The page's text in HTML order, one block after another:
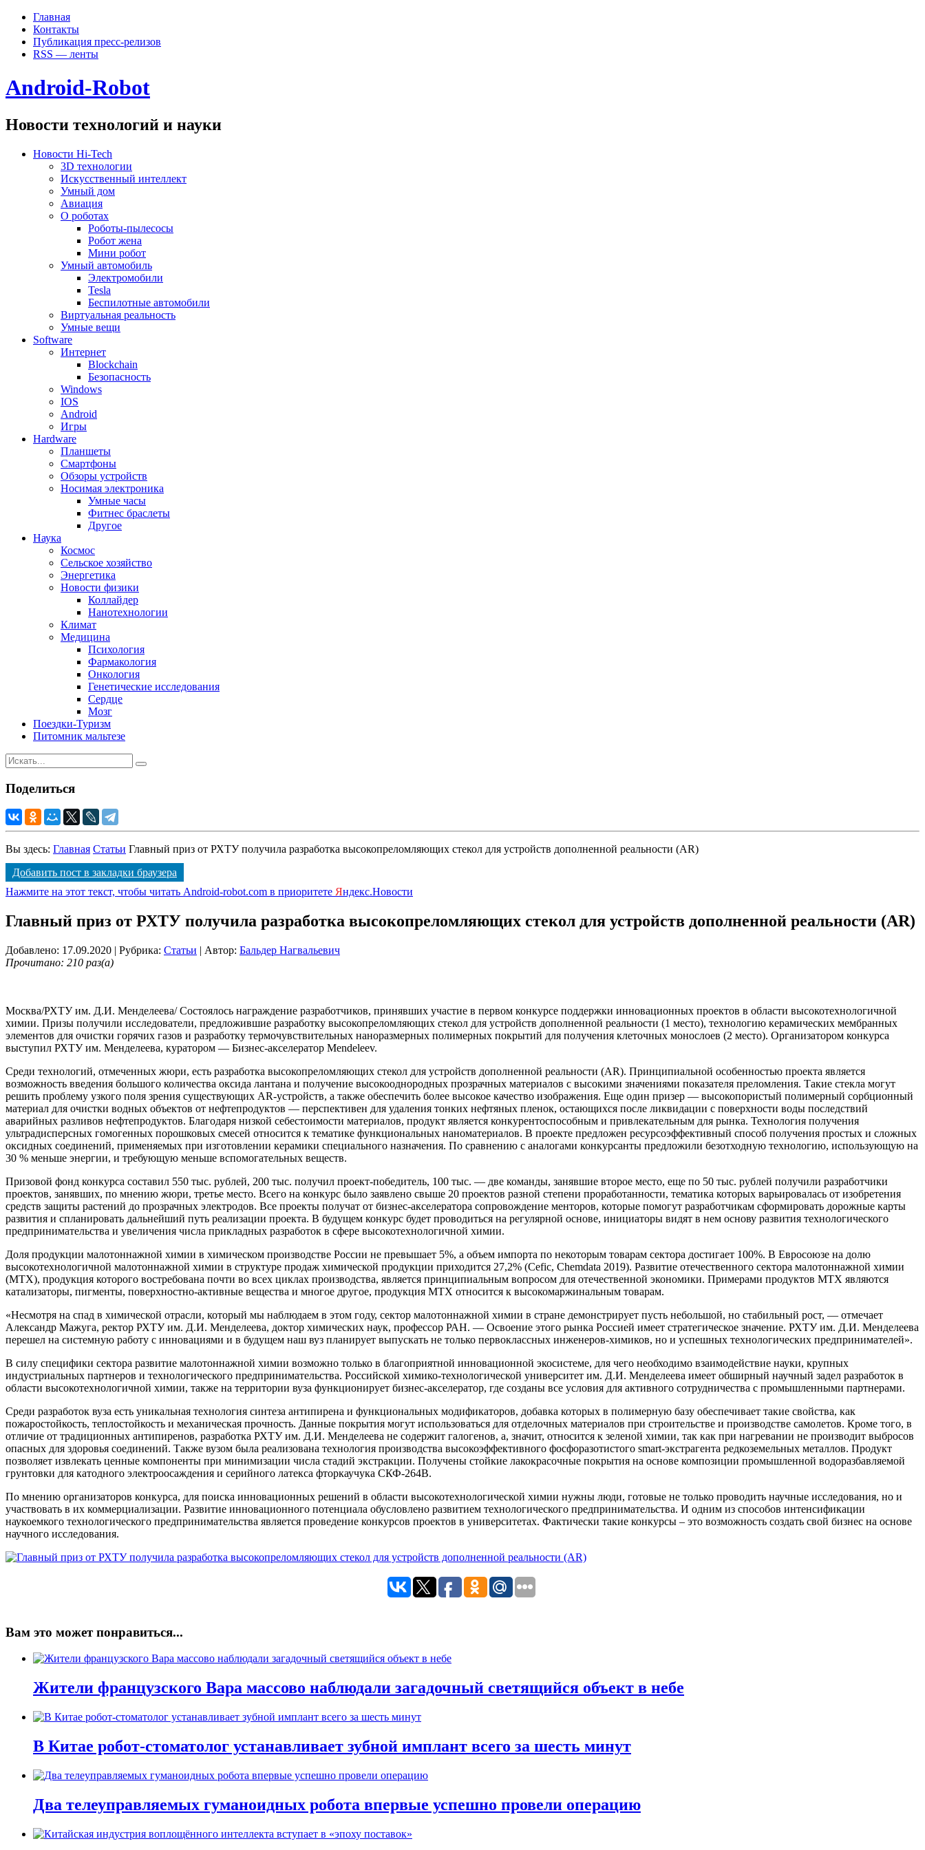
Главная
Контакты
Публикация пресс-релизов
RSS — ленты
Android-Robot
Новости технологий и науки
Новости Hi-Tech
3D технологии
Искусственный интеллект
Умный дом
Авиация
О роботах
Роботы-пылесосы
Робот жена
Мини робот
Умный автомобиль
Электромобили
Tesla
Беспилотные автомобили
Виртуальная реальность
Умные вещи
Software
Интернет
Blockchain
Безопасность
Windows
IOS
Android
Игры
Hardware
Планшеты
Смартфоны
Обзоры устройств
Носимая электроника
Умные часы
Фитнес браслеты
Другое
Наука
Космос
Сельское хозяйство
Энергетика
Новости физики
Коллайдер
Нанотехнологии
Климат
Медицина
Психология
Фармакология
Онкология
Генетические исследования
Сердце
Мозг
Поездки-Туризм
Питомник мальтезе
Поделиться
Вы здесь: Главная Статьи Главный приз от РХТУ получила разработка высокопреломляющих стекол для устройств дополненной реальности (AR)
Добавить пост в закладки браузера
Нажмите на этот текст, чтобы читать Android-robot.com в приоритете Яндекс.Новости
Главный приз от РХТУ получила разработка высокопреломляющих стекол для устройств дополненной реальности (AR)
Добавлено: 17.09.2020 | Рубрика: Статьи | Автор: Бальдер Нагвальевич
Прочитано: 210 раз(а)
Москва/РХТУ им. Д.И. Менделеева/ Состоялось награждение разработчиков, принявших участие в первом конкурсе поддержки инновационных проектов в области высокотехнологичной
химии. Призы получили исследователи, предложившие разработку высокопреломляющих стекол для устройств дополненной реальности (1 место), технологию керамических мембранных
элементов для очистки горячих газов и разработку термочувствительных наноразмерных полимерных покрытий для получения клеточных монослоев (2 место). Организатором конкурса
выступил РХТУ им. Менделеева, куратором — Бизнес-акселератор Mendeleev.
Среди технологий, отмеченных жюри, есть разработка высокопреломляющих стекол для устройств дополненной реальности (AR). Принципиальной особенностью проекта является
возможность введения большого количества оксида лантана и получение высокооднородных прозрачных материалов с высокими значениями показателя преломления. Такие стекла могут
решить проблему узкого поля зрения существующих AR-устройств, а также обеспечить более высокое качество изображения. Еще один призер — высокопористый полимерный сорбционный
материал для очистки водных объектов от нефтепродуктов — перспективен для удаления тонких нефтяных пленок, остающихся после ликвидации с поверхности воды последствий
аварийных разливов нефтепродуктов. Благодаря низкой себестоимости материалов, продукт является конкурентоспособным и привлекательным для рынка. Технология получения
ультрадисперсных гомогенных порошковых смесей относится к тематике функциональных наноматериалов. В проекте предложен ресурсоэффективный способ получения простых и сложных
оксидных соединений, применяемых при изготовлении керамики специального назначения. По сравнению с аналогами конкурсанты предложили безотходную технологию, использующую на
30 % меньше энергии, и требующую меньше вспомогательных веществ.
Призовой фонд конкурса составил 550 тыс. рублей, 200 тыс. получил проект-победитель, 100 тыс. — две команды, занявшие второе место, еще по 50 тыс. рублей получили разработчики
проектов, занявших, по мнению жюри, третье место. Всего на конкурс было заявлено свыше 20 проектов разной степени проработанности, тематика которых варьировалась от изобретения
средств защиты растений до прозрачных электродов. Все проекты получат от бизнес-акселератора сопровождение менторов, которые помогут разработчикам сформировать дорожные карты
развития и спланировать дальнейший путь реализации проекта. В будущем конкурс будет проводиться на регулярной основе, инициаторы видят в нем основу развития технологического
предпринимательства и увеличения числа прикладных разработок в сфере высокотехнологичной химии.
Доля продукции малотоннажной химии в химическом производстве России не превышает 5%, а объем импорта по некоторым товарам сектора достигает 100%. В Евросоюзе на долю
высокотехнологичной малотоннажной химии в структуре продаж химической продукции приходится 27,2% (Cefic, Chemdata 2019). Развитие отечественного сектора малотоннажной химии
(МТХ), продукция которого востребована почти во всех циклах производства, является принципиальным вопросом для отечественной экономики. Примерами продуктов МТХ являются
катализаторы, пигменты, поверхностно-активные вещества и многое другое, продукция МТХ относится к высокомаржинальным товарам.
«Несмотря на спад в химической отрасли, который мы наблюдаем в этом году, сектор малотоннажной химии в стране демонстрирует пусть небольшой, но стабильный рост, — отмечает
Александр Мажуга, ректор РХТУ им. Д.И. Менделеева, доктор химических наук, профессор РАН. — Освоение этого рынка Россией имеет стратегическое значение. РХТУ им. Д.И. Менделеева
перешел на системную работу с инновациями и в будущем наш вуз планирует выпускать не только первоклассных инженеров-химиков, но и успешных технологических предпринимателей».
В силу специфики сектора развитие малотоннажной химии возможно только в благоприятной инновационной экосистеме, для чего необходимо взаимодействие науки, крупных
индустриальных партнеров и технологического предпринимательства. Российской химико-технологической университет им. Д.И. Менделеева имеет обширный научный задел разработок в
области высокотехнологичной химии, также на территории вуза функционирует бизнес-акселератор, где созданы все условия для активного сотрудничества с промышленными партнерами.
Среди разработок вуза есть уникальная технология синтеза антипирена и функциональных модификаторов, добавка которых в полимерную базу обеспечивает такие свойства, как
пожаростойкость, теплостойкость и механическая прочность. Данные покрытия могут использоваться для отделочных материалов при строительстве и производстве самолетов. Кроме того, в
отличие от традиционных антипиренов, разработка РХТУ им. Д.И. Менделеева не содержит галогенов, а, значит, относится к зеленой химии, так как при нагревании не производит выбросов
опасных для здоровья соединений. Также вузом была реализована технология производства высокоэффективного фосфоразотистого smart-экстрагента редкоземельных металлов. Продукт
позволяет извлекать ценные компоненты при минимизации числа стадий экстракции. Получены стойкие лакокрасочные покрытия на основе композиции промышленной водоразбавляемой
грунтовки для катодного электроосаждения и серийного латекса фторкаучука СКФ-264В.
По мнению организаторов конкурса, для поиска инновационных решений в области высокотехнологической химии нужны люди, готовые не только проводить научные исследования, но и
участвовать в их коммерциализации. Развитие инновационного потенциала обусловлено развитием технологического предпринимательства. И одним из способов интенсификации
наукоемкого технологического предпринимательства является проведение конкурсов проектов в университетах. Фактически такие конкурсы – это возможность создать свой бизнес на основе
научного исследования.
Вам это может понравиться...
Жители французского Вара массово наблюдали загадочный светящийся объект в небе
В Китае робот-стоматолог устанавливает зубной имплант всего за шесть минут
Два телеуправляемых гуманоидных робота впервые успешно провели операцию